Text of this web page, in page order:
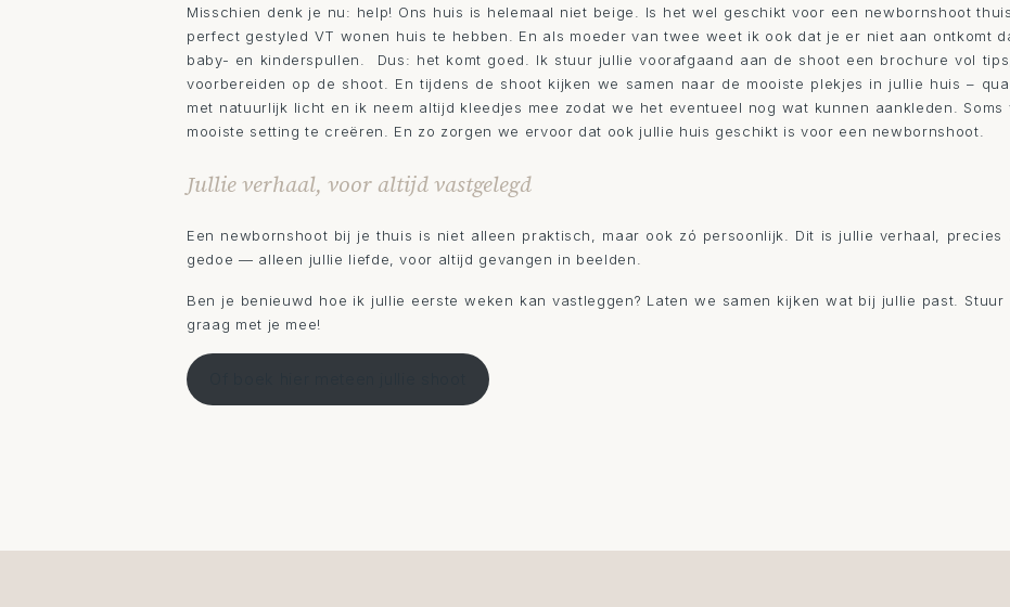
Misschien denk je nu: help! Ons huis is helemaal niet beige. Is het wel geschikt voor een newbornshoot
perfect gestyled VT wonen huis te hebben. En als moeder van twee weet ik ook dat je er niet aan ontkomt
baby- en kinderspullen. Dus: het komt goed. Ik stuur jullie voorafgaand aan de shoot een brochure vol
voorbereiden op de shoot. En tijdens de shoot kijken we samen naar de mooiste plekjes in jullie huis –
met natuurlijk licht en ik neem altijd kleedjes mee zodat we het eventueel nog wat kunnen aankleden.
mooiste setting te creëren. En zo zorgen we ervoor dat ook jullie huis geschikt is voor een newbornshoot.
Jullie verhaal, voor altijd vastgelegd
Een newbornshoot bij je thuis is niet alleen praktisch, maar ook zó persoonlijk. Dit is jullie verhaal,
gedoe — alleen jullie liefde, voor altijd gevangen in beelden.
Ben je benieuwd hoe ik jullie eerste weken kan vastleggen? Laten we samen kijken wat bij jullie past.
graag met je mee!